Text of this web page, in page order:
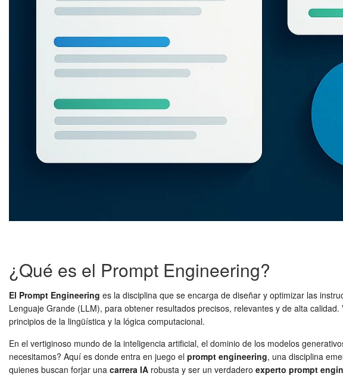
¿Qué es el Prompt Engineering?
El Prompt Engineering es la disciplina que se encarga de diseñar y optimizar las
Lenguaje Grande (LLM), para obtener resultados precisos, relevantes y de alta
principios de la lingüística y la lógica computacional.
En el vertiginoso mundo de la inteligencia artificial, el dominio de los modelos
necesitamos? Aquí es donde entra en juego el prompt engineering, una disciplina
quienes buscan forjar una carrera IA robusta y ser un verdadero experto prompt